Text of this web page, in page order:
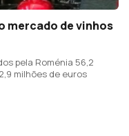
mercado de vinhos
pela Roménia 56,2
milhões de euros